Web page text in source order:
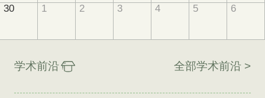
30 1 2 3 4 5 6
学术前沿 全部学术前沿 >